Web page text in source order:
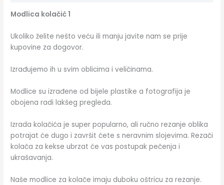
Modlica kolačić 1
Ukoliko želite nešto veću ili manju javite nam se prije
kupovine za dogovor.
Izrađujemo ih u svim oblicima i veličinama.
Modlice su izrađene od bijele plastike a fotografija je
obojena radi lakšeg pregleda.
Izrada kolačića je super popularno, ali ručno rezanje oblika
potrajat će dugo i završit ćete s neravnim slojevima. Rezači
kolača za kekse ubrzat će vas postupak pečenja i
ukrašavanja.
Naše modlice za kolače imaju duboku oštricu za rezanje.